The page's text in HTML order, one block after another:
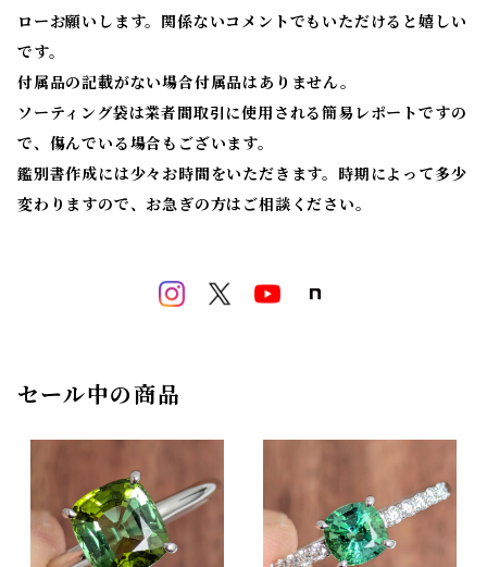
ローお願いします。関係ないコメントでもいただけると嬉しい
です。
付属品の記載がない場合付属品はありません。
ソーティング袋は業者間取引に使用される簡易レポートですの
で、傷んでいる場合もございます。
鑑別書作成には少々お時間をいただきます。時期によって多少
変わりますので、お急ぎの方はご相談ください。
セール中の商品